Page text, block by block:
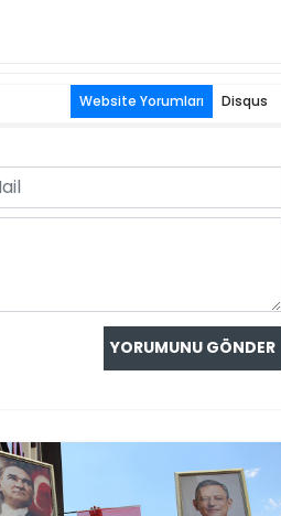
Website Yorumları Disqus